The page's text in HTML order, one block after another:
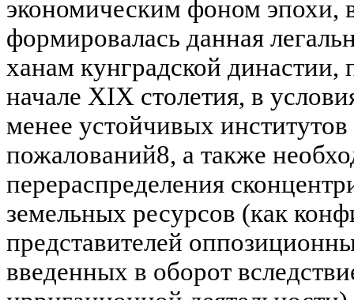
экономическим фоном эпохи,
формировалась данная
ханам кунградской
начале XIX столетия, в
менее устойчивых
пожалований8, а также
перераспределения
земельных ресурсов (как
представителей
введенных в оборот